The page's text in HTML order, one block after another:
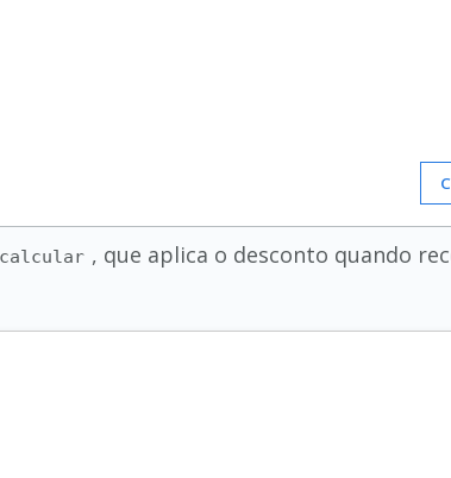
calcular , que aplica o desconto quando